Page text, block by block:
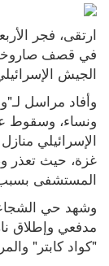
الجيش
المستشفى بسبب
"كواد كابتر"